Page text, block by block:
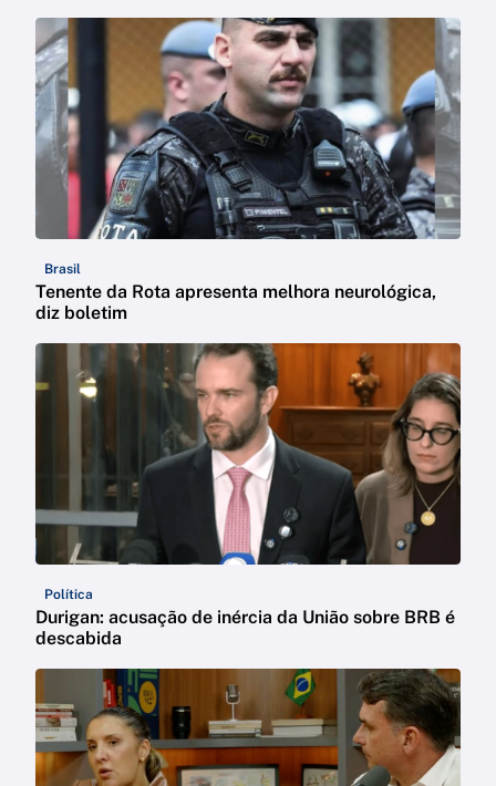
Brasil
Tenente da Rota apresenta melhora neurológica,
diz boletim
Política
Durigan: acusação de inércia da União sobre BRB é
descabida